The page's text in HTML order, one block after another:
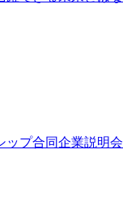
ップ合同企業説明会